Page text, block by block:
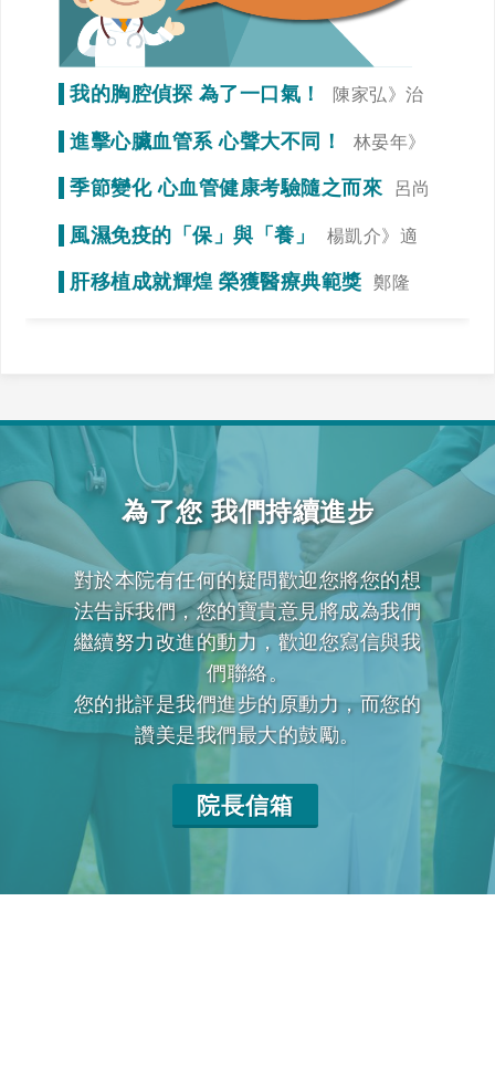
我的胸腔偵探 為了一口氣！
陳家弘》治
療是為了未來生活品質
進擊心臟血管系 心聲大不同！
林晏年》
調整生活習慣「心」事就變少！
季節變化 心血管健康考驗隨之而來
呂尚
風濕免疫的「保」與「養」
楊凱介》適
當運動，達到調整免疫力的效果
肝移植成就輝煌 榮獲醫療典範獎
鄭隆
為了您 我們持續進步
對於本院有任何的疑問歡迎您將您的想
法告訴我們，您的寶貴意見將成為我們
繼續努力改進的動力，歡迎您寫信與我
們聯絡。
您的批評是我們進步的原動力，而您的
讚美是我們最大的鼓勵。
院長信箱